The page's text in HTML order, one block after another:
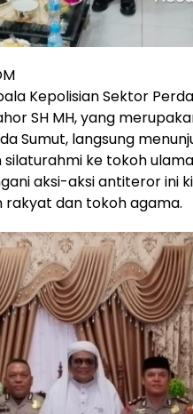
Kepolisian Sektor
SH MH, yang
Sumut, langsung
ke tokoh
aksi-aksi antiteror ini
dan tokoh agama.